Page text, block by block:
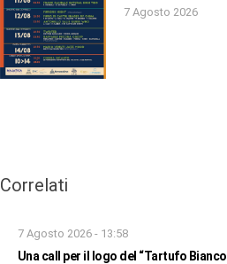
7 Agosto 2026
Correlati
7 Agosto 2026 - 13:58
Una call per il logo del “Tartufo